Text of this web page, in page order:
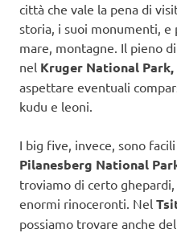
città che vale la pena di
storia, i suoi monumenti,
mare, montagne. Il pieno
nel Kruger National Park,
aspettare eventuali
kudu e leoni.
I big five, invece, sono
Pilanesberg National
troviamo di certo
enormi rinoceronti. Nel
possiamo trovare anche